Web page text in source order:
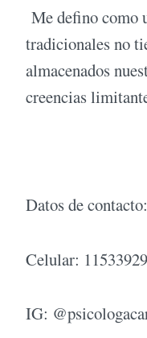
Me defino como
tradicionales no
almacenados
creencias
Datos de contacto:
Celular:
IG: